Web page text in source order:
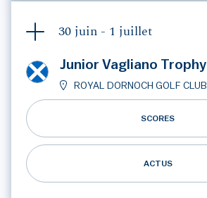
30 juin - 1 juillet
Junior Vagliano Trophy
ROYAL DORNOCH GOLF CLUB
SCORES
ACTUS